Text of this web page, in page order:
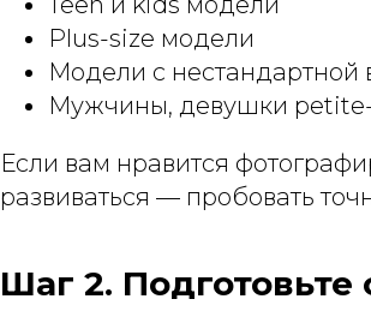
Plus-size модели
Модели с нестандартной
Мужчины, девушки petite-
Если вам нравится
развиваться — пробовать
Шаг 2.